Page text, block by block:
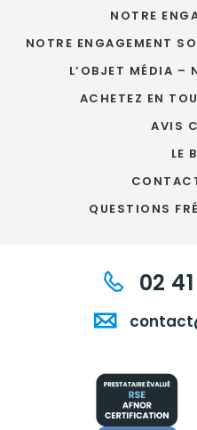
NOTRE
NOTRE ENGAGEMENT
L’OBJET MÉDIA –
ACHETEZ EN
AVIS
LE
QUESTIONS
02